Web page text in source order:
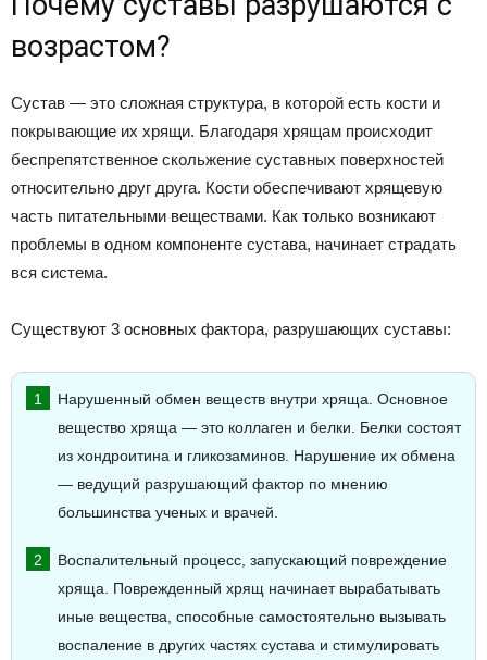
возрастом?
Сустав — это сложная структура, в которой есть кости и
покрывающие их хрящи. Благодаря хрящам происходит
беспрепятственное скольжение суставных поверхностей
относительно друг друга. Кости обеспечивают хрящевую
часть питательными веществами. Как только возникают
проблемы в одном компоненте сустава, начинает страдать
вся система.
Существуют 3 основных фактора, разрушающих суставы:
Нарушенный обмен веществ внутри хряща. Основное
вещество хряща — это коллаген и белки. Белки состоят
из хондроитина и гликозаминов. Нарушение их обмена
— ведущий разрушающий фактор по мнению
большинства ученых и врачей.
Воспалительный процесс, запускающий повреждение
хряща. Поврежденный хрящ начинает вырабатывать
иные вещества, способные самостоятельно вызывать
воспаление в других частях сустава и стимулировать